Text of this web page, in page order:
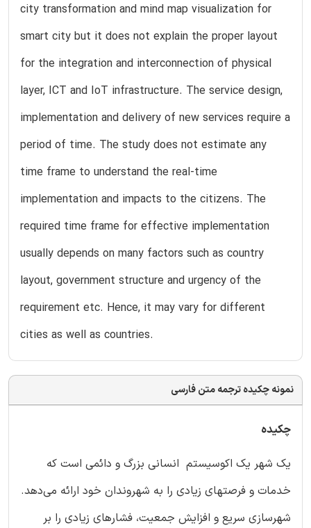
city transformation and mind map visualization for
smart city but it does not explain the proper layout
for the integration and interconnection of physical
layer, ICT and IoT infrastructure. The service design,
implementation and delivery of new services require a
period of time. The study does not estimate any
time frame to understand the real-time
implementation and impacts to the citizens. The
required time frame for effective implementation
usually depends on many factors such as country
layout, government structure and urgency of the
requirement etc. Hence, it may vary for different
cities as well as countries.
نمونه چکیده ترجمه متن فارسی
چکیده
یک شهر یک اکوسیستم انسانی بزرگ و دائمی است که
خدمات و فرصتهای زیادی را به شهروندان خود ارائه می‌دهد.
شهرسازی سریع و افزایش جمعیت، فشارهای زیادی را بر